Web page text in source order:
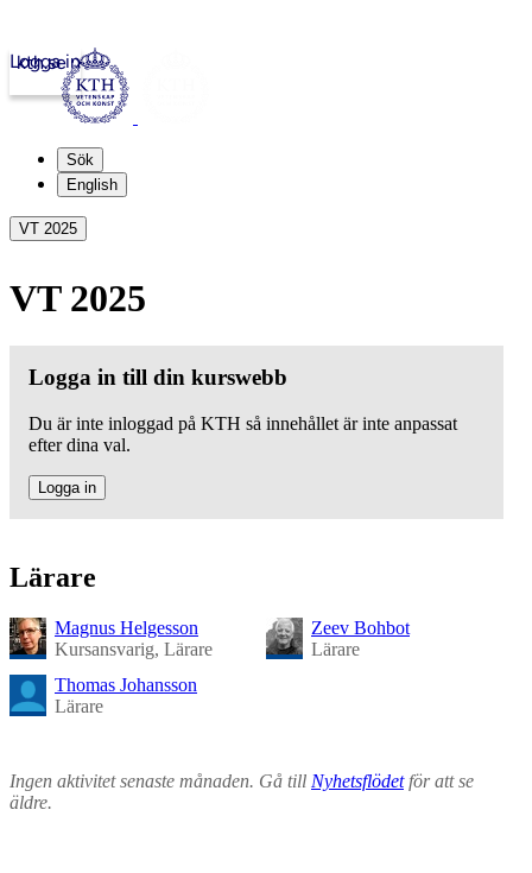
kth.se
Logga in
Sök
English
VT 2025
VT 2025
Logga in till din kurswebb
Du är inte inloggad på KTH så innehållet är inte anpassat
efter dina val.
Logga in
Lärare
Magnus Helgesson
Kursansvarig, Lärare
Thomas Johansson
Lärare
Zeev Bohbot
Lärare
Ingen aktivitet senaste månaden. Gå till Nyhetsflödetför att se
äldre.